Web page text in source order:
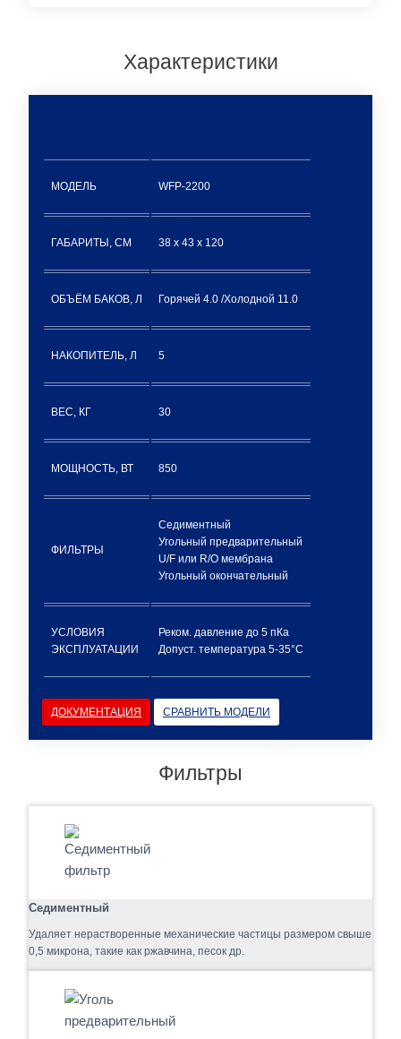
Характеристики
МОДЕЛЬ WFP-2200
ГАБАРИТЫ, СМ 38 x 43 x 120
ОБЪЁМ БАКОВ, Л Горячей 4.0 /Холодной 11.0
НАКОПИТЕЛЬ, Л 5
ВЕС, КГ 30
МОЩНОСТЬ, ВТ 850
ФИЛЬТРЫ
Седиментный
Угольный предварительный
U/F или R/O мембрана
Угольный окончательный
УСЛОВИЯ
ЭКСПЛУАТАЦИИ
Реком. давление до 5 пКа
Допуст. температура 5-35°C
ДОКУМЕНТАЦИЯ СРАВНИТЬ МОДЕЛИ
Фильтры
Седиментный
Удаляет нерастворенные механические частицы размером свыше
0,5 микрона, такие как ржавчина, песок др.